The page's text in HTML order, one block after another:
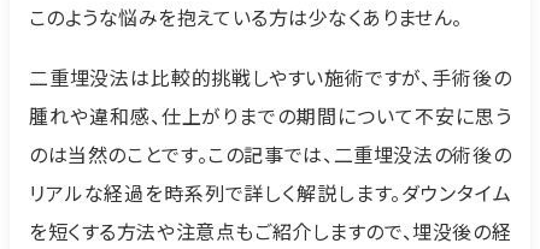
このような悩みを抱えている方は少なくありません。
二重埋没法は比較的挑戦しやすい施術ですが、手術後の
腫れや違和感、仕上がりまでの期間について不安に思う
のは当然のことです。この記事では、二重埋没法の術後の
リアルな経過を時系列で詳しく解説します。ダウンタイム
を短くする方法や注意点もご紹介しますので、埋没後の経